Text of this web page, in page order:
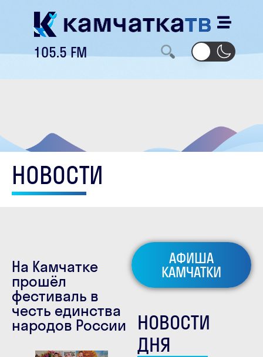
105.5 FM
НОВОСТИ
На Камчатке
прошёл
фестиваль в
честь единства
народов России
АФИША
КАМЧАТКИ
НОВОСТИ
ДНЯ